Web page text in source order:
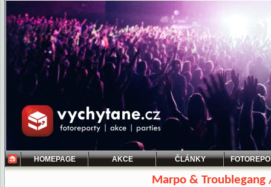
HOMEPAGE AKCE ČLÁNKY
Marpo & Troublegang